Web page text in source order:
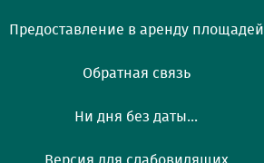
Предоставление в аренду площадей
Обратная связь
Ни дня без даты...